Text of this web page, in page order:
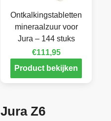
Ontkalkingstabletten
mineraalzuur voor
Jura – 144 stuks
€111,95
Product bekijken
Jura Z6